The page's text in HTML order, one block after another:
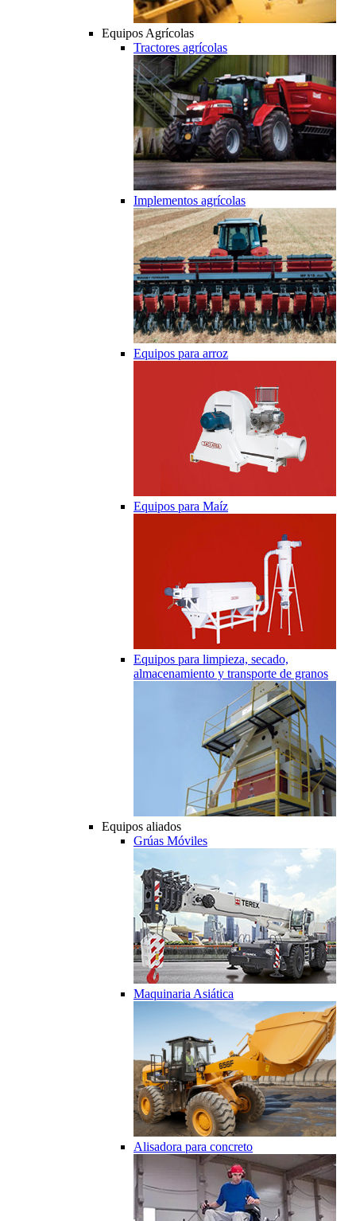
Equipos Agrícolas
Tractores agrícolas
Implementos agrícolas
Equipos para arroz
Equipos para Maíz
Equipos para limpieza, secado,
almacenamiento y transporte de granos
Equipos aliados
Grúas Móviles
Maquinaria Asiática
Alisadora para concreto